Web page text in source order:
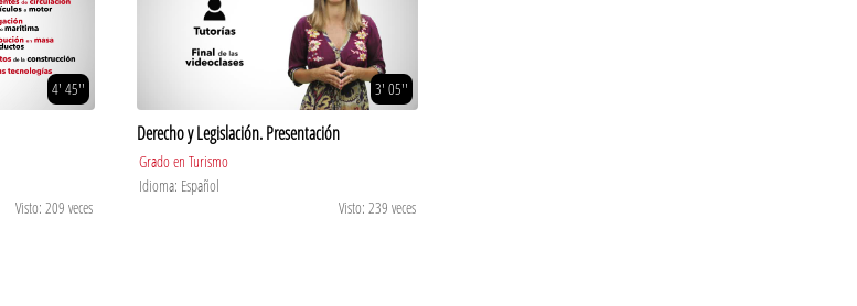
4' 45''
Visto: 209 veces
3' 05''
Derecho y Legislación. Presentación
Grado en Turismo
Idioma: Español
Visto: 239 veces